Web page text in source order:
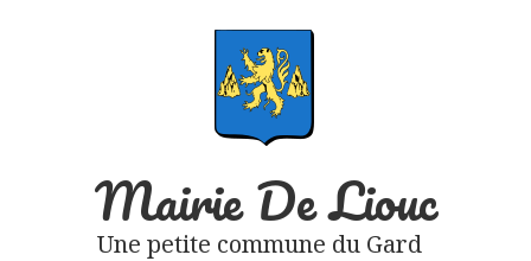
Mairie De Liouc
Une petite commune du Gard